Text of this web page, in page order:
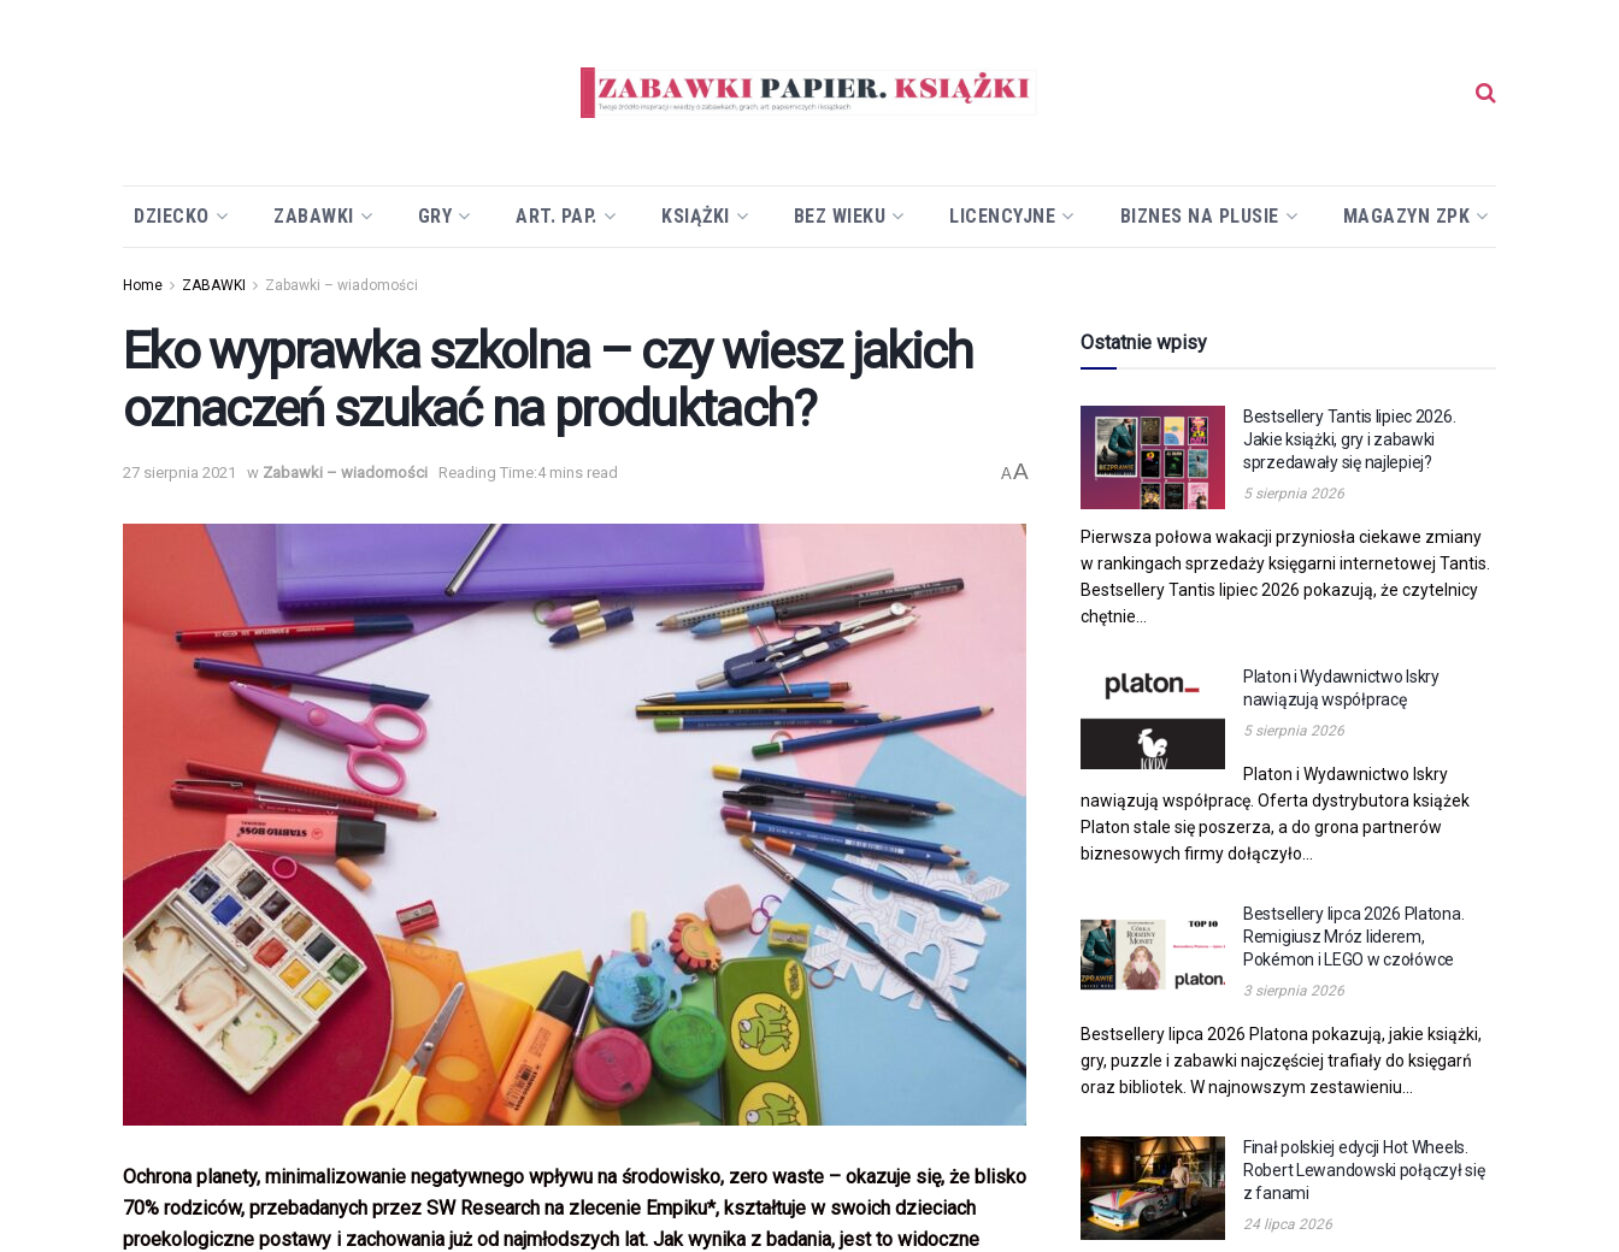
DZIECKO ZABAWKI GRY ART. PAP. KSIĄŻKI BEZ WIEKU LICENCYJNE BIZNES NA PLUSIE MAGAZYN ZPK
Home ZABAWKI Zabawki – wiadomości
Eko wyprawka szkolna – czy wiesz jakich
oznaczeń szukać na produktach?
27 sierpnia 2021 w Zabawki – wiadomości Reading Time:4 mins read AA
Ochrona planety, minimalizowanie negatywnego wpływu na środowisko, zero waste – okazuje się, że blisko
70% rodziców, przebadanych przez SW Research na zlecenie Empiku*, kształtuje w swoich dzieciach
proekologiczne postawy i zachowania już od najmłodszych lat. Jak wynika z badania, jest to widoczne
Ostatnie wpisy
Bestsellery Tantis lipiec 2026.
Jakie książki, gry i zabawki
sprzedawały się najlepiej?
5 sierpnia 2026
Pierwsza połowa wakacji przyniosła ciekawe zmiany
w rankingach sprzedaży księgarni internetowej Tantis.
Bestsellery Tantis lipiec 2026 pokazują, że czytelnicy
chętnie...
Platon i Wydawnictwo Iskry
nawiązują współpracę
5 sierpnia 2026
Platon i Wydawnictwo Iskry
nawiązują współpracę. Oferta dystrybutora książek
Platon stale się poszerza, a do grona partnerów
biznesowych firmy dołączyło...
Bestsellery lipca 2026 Platona.
Remigiusz Mróz liderem,
Pokémon i LEGO w czołówce
3 sierpnia 2026
Bestsellery lipca 2026 Platona pokazują, jakie książki,
gry, puzzle i zabawki najczęściej trafiały do księgarń
oraz bibliotek. W najnowszym zestawieniu...
Finał polskiej edycji Hot Wheels.
Robert Lewandowski połączył się
z fanami
24 lipca 2026